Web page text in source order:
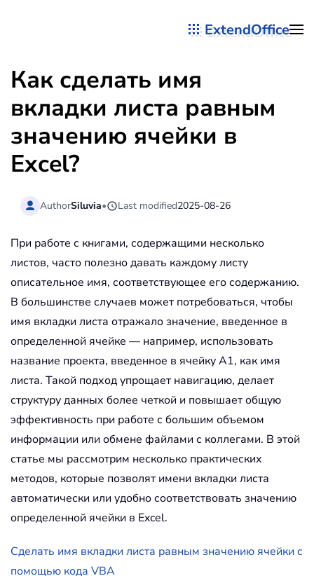
ExtendOffice
Как сделать имя
вкладки листа равным
значению ячейки в
Excel?
AuthorSiluvia• Last modified2025-08-26
При работе с книгами, содержащими несколько
листов, часто полезно давать каждому листу
описательное имя, соответствующее его содержанию.
В большинстве случаев может потребоваться, чтобы
имя вкладки листа отражало значение, введенное в
определенной ячейке — например, использовать
название проекта, введенное в ячейку A1, как имя
листа. Такой подход упрощает навигацию, делает
структуру данных более четкой и повышает общую
эффективность при работе с большим объемом
информации или обмене файлами с коллегами. В этой
статье мы рассмотрим несколько практических
методов, которые позволят имени вкладки листа
автоматически или удобно соответствовать значению
определенной ячейки в Excel.
Сделать имя вкладки листа равным значению ячейки с
помощью кода VBA